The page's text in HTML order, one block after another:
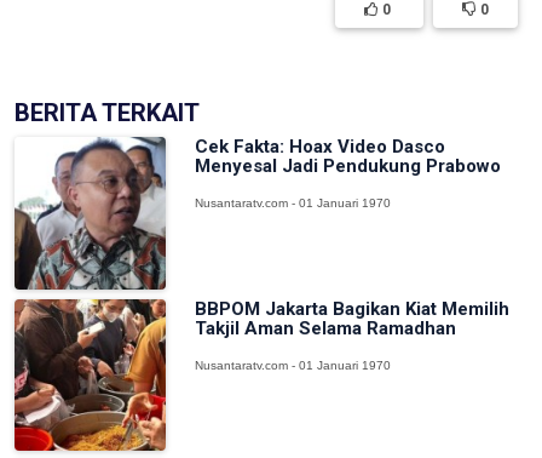
0 0
BERITA TERKAIT
Cek Fakta: Hoax Video Dasco
Menyesal Jadi Pendukung Prabowo
Nusantaratv.com - 01 Januari 1970
BBPOM Jakarta Bagikan Kiat Memilih
Takjil Aman Selama Ramadhan
Nusantaratv.com - 01 Januari 1970